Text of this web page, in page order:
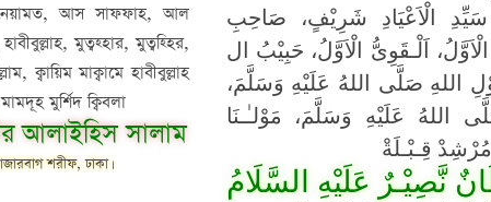
নেয়ামত, আস সাফফাহ, আল
মুত্বহ্হার, মুত্বহ্হির,
ক্বায়িম মাক্বামে হাবীবুল্লাহ
মুর্শিদ ক্বিবলা
আলাইহিস সালাম
শরীফ, ঢাকা।
سَيِّدِ الْاَعْيَادِ شَرِيْفٍ، صَاحِبِ
اَلْـقَوِىُّ الْاَوَّلُ، حَبِيْبُ ال
اللهِ صَلَّى اللهُ عَلَيْهِ وَسَلَّمَ،
اللهُ عَلَيْهِ وَسَلَّمَ، مَوْلـٰـنَا
قِـبْـلَةْ
نَّصِيْـرٌ عَلَيْهِ السَّلَامُ